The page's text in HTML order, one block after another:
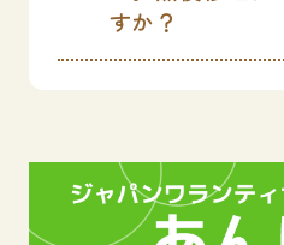
すか？